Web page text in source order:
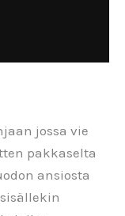
jossa vie
pakkaselta
ansiosta